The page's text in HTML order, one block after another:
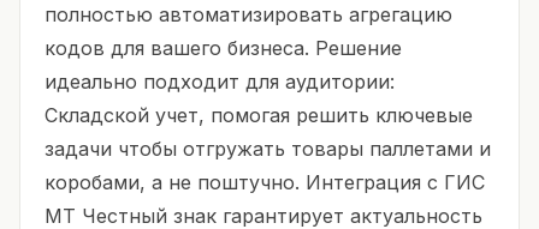
полностью автоматизировать агрегацию
кодов для вашего бизнеса. Решение
идеально подходит для аудитории:
Складской учет, помогая решить ключевые
задачи чтобы отгружать товары паллетами и
коробами, а не поштучно. Интеграция с ГИС
МТ Честный знак гарантирует актуальность